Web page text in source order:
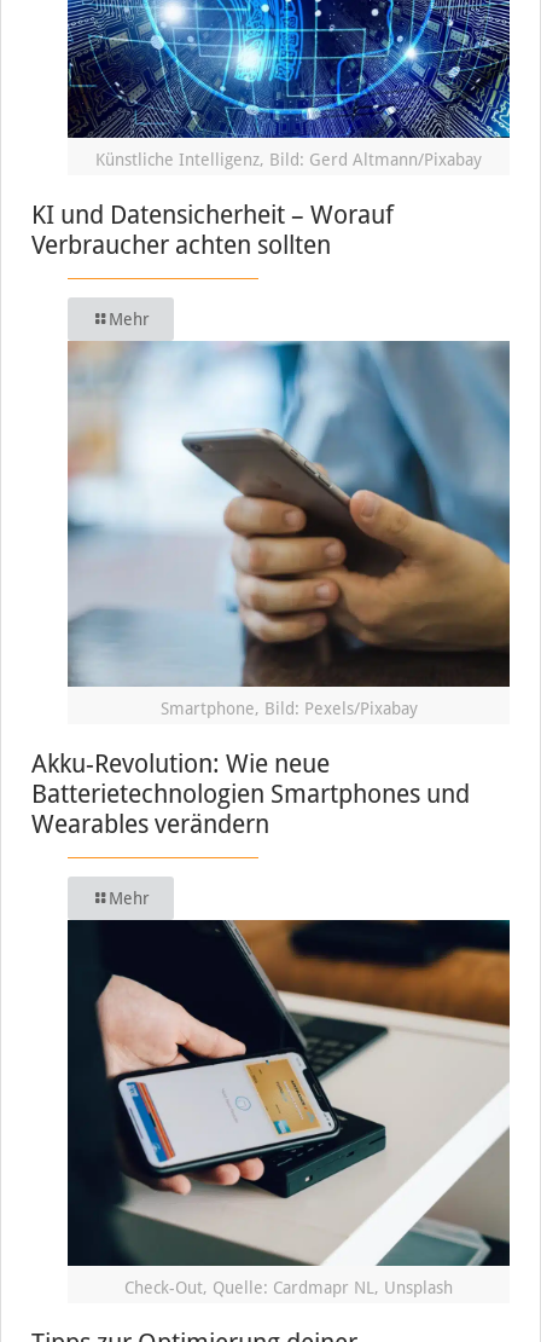
Künstliche Intelligenz, Bild: Gerd Altmann/Pixabay
KI und Datensicherheit – Worauf
Verbraucher achten sollten
Mehr
Smartphone, Bild: Pexels/Pixabay
Akku-Revolution: Wie neue
Batterietechnologien Smartphones und
Wearables verändern
Mehr
Check-Out, Quelle: Cardmapr NL, Unsplash